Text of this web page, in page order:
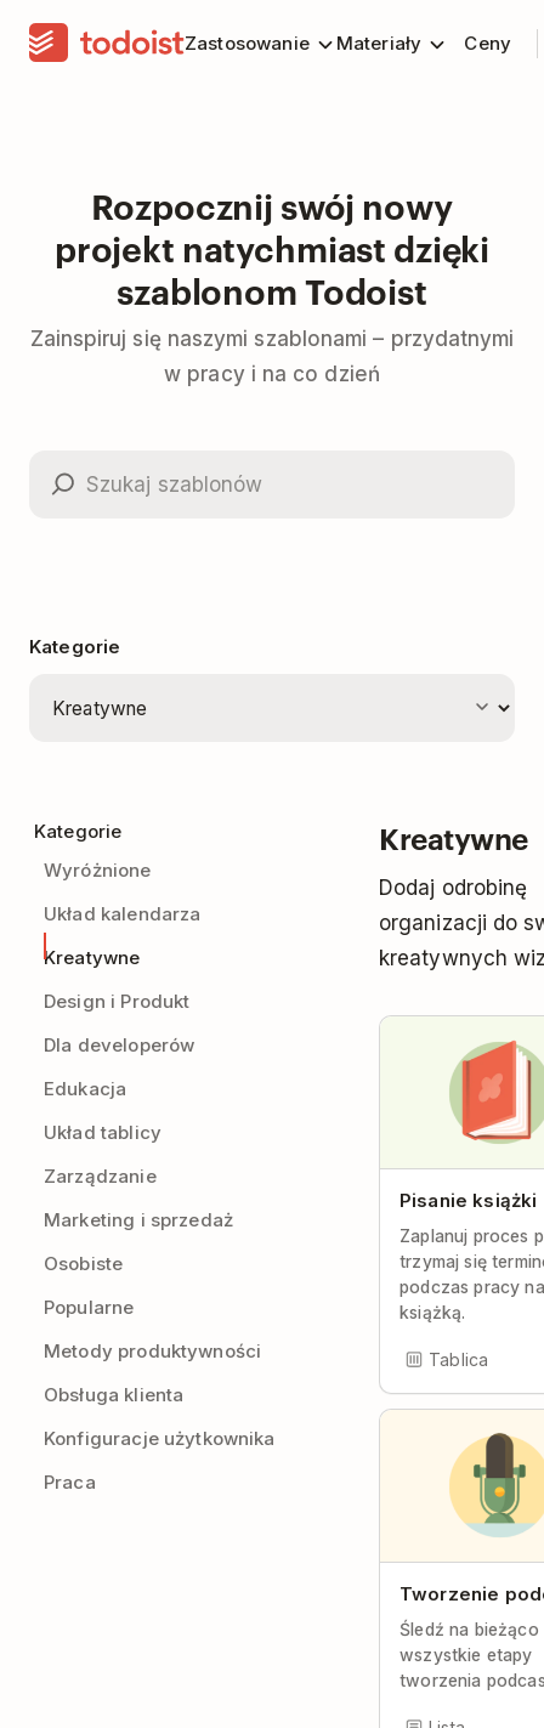
Zastosowanie Materiały Ceny
Rozpocznij swój nowy
projekt natychmiast dzięki
szablonom Todoist
Zainspiruj się naszymi szablonami – przydatnymi
w pracy i na co dzień
Kategorie
Kategorie
Wyróżnione
Układ kalendarza
Kreatywne
Design i Produkt
Dla developerów
Edukacja
Układ tablicy
Zarządzanie
Marketing i sprzedaż
Osobiste
Popularne
Metody produktywności
Obsługa klienta
Konfiguracje użytkownika
Praca
Kreatywne
Dodaj odrobinę
organizacji do
kreatywnych
Pisanie książki
Zaplanuj proces
trzymaj się
podczas pracy
książką.
Tablica
Tworzenie
Śledź na bieżąco
wszystkie etapy
tworzenia